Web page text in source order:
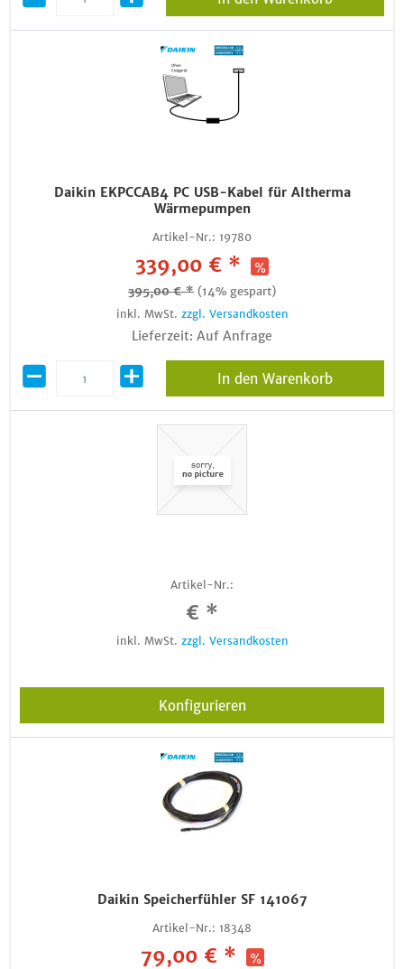
Daikin EKPCCAB4 PC USB-Kabel für Altherma
Wärmepumpen
Artikel-Nr.: 19780
339,00 € *
395,00 € * (14% gespart)
inkl. MwSt. zzgl. Versandkosten
Lieferzeit: Auf Anfrage
In den Warenkorb
Artikel-Nr.:
€ *
inkl. MwSt. zzgl. Versandkosten
Konfigurieren
Daikin Speicherfühler SF 141067
Artikel-Nr.: 18348
79,00 € *